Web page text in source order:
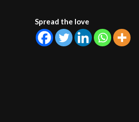
Spread the love